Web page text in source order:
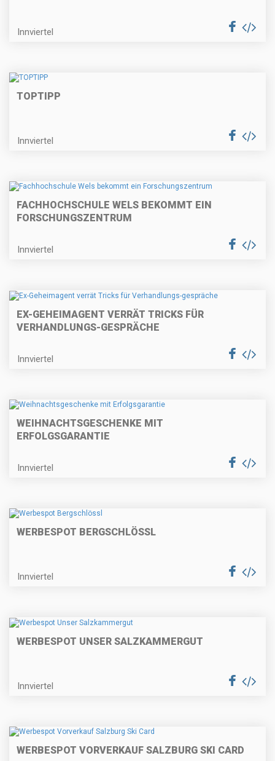
Innviertel
TOPTIPP
Innviertel
FACHHOCHSCHULE WELS BEKOMMT EIN
FORSCHUNGSZENTRUM
Innviertel
EX-GEHEIMAGENT VERRÄT TRICKS FÜR
VERHANDLUNGS-GESPRÄCHE
Innviertel
WEIHNACHTSGESCHENKE MIT
ERFOLGSGARANTIE
Innviertel
WERBESPOT BERGSCHLÖSSL
Innviertel
WERBESPOT UNSER SALZKAMMERGUT
Innviertel
WERBESPOT VORVERKAUF SALZBURG SKI CARD